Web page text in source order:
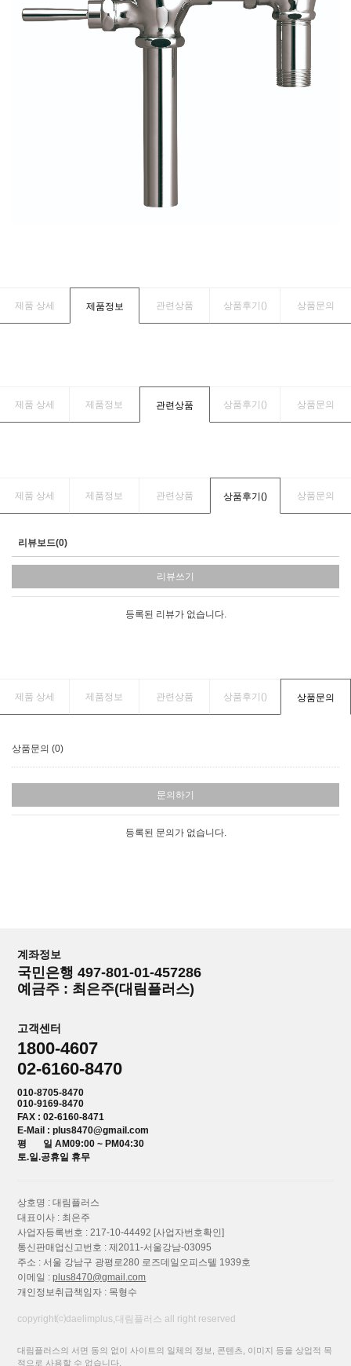
제품 상세 제품정보 관련상품 상품후기() 상품문의
제품 상세 제품정보 관련상품 상품후기() 상품문의
제품 상세 제품정보 관련상품 상품후기() 상품문의
리뷰보드(0)
리뷰쓰기
등록된 리뷰가 없습니다.
제품 상세 제품정보 관련상품 상품후기() 상품문의
상품문의 (0)
문의하기
등록된 문의가 없습니다.
계좌정보
국민은행 497-801-01-457286
예금주 : 최은주(대림플러스)
고객센터
1800-4607
02-6160-8470
010-8705-8470
010-9169-8470
FAX : 02-6160-8471
E-Mail : plus8470@gmail.com
평 일 AM09:00 ~ PM04:30
토.일.공휴일 휴무
상호명 : 대림플러스
대표이사 : 최은주
사업자등록번호 : 217-10-44492 [사업자번호확인]
통신판매업신고번호 : 제2011-서울강남-03095
주소 : 서울 강남구 광평로280 로즈데일오피스텔 1939호
이메일 :plus8470@gmail.com
개인정보취급책임자 : 목형수
copyright⒞daelimplus,대림플러스 all right reserved
대림플러스의 서면 동의 없이 사이트의 일체의 정보, 콘텐츠, 이미지 등을 상업적 목
적으로 사용할 수 없습니다.